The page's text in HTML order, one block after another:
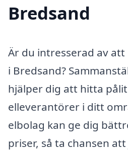
Bredsand
Är du intresserad av
i Bredsand?
hjälper dig att hitta
elleverantörer i ditt
elbolag kan ge dig
priser, så ta chansen